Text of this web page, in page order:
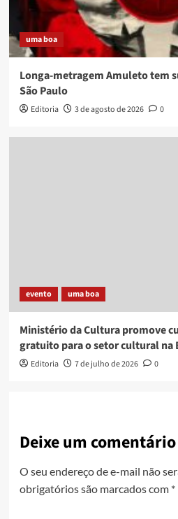
uma boa
Longa-metragem Amuleto tem
São Paulo
Editoria 3 de agosto de 2026 0
evento uma boa
Ministério da Cultura promove
gratuito para o setor cultural na
Editoria 7 de julho de 2026 0
Deixe um comentário
O seu endereço de e-mail não
obrigatórios são marcados com *